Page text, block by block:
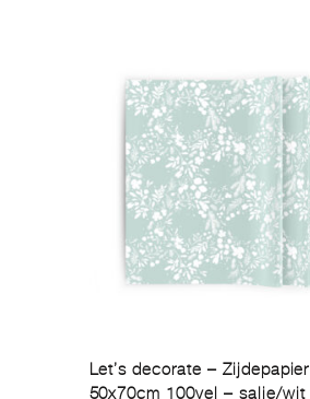
Let’s decorate – Zijdepapier
50x70cm 100vel – salie/wit